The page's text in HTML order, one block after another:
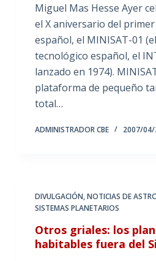
Miguel Mas Hesse Ayer
el X aniversario del
español, el MINISAT-01
tecnológico español, el
lanzado en 1974).
plataforma de pequeño
total…
ADMINISTRADOR CBE 2007/04/
DIVULGACIÓN,NOTICIAS DE
SISTEMAS PLANETARIOS
Otros griales: los
habitables fuera del